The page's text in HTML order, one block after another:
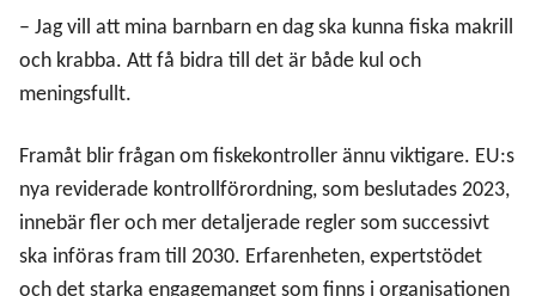
– Jag vill att mina barnbarn en dag ska kunna fiska makrill
och krabba. Att få bidra till det är både kul och
meningsfullt.
Framåt blir frågan om fiskekontroller ännu viktigare. EU:s
nya reviderade kontrollförordning, som beslutades 2023,
innebär fler och mer detaljerade regler som successivt
ska införas fram till 2030. Erfarenheten, expertstödet
och det starka engagemanget som finns i organisationen